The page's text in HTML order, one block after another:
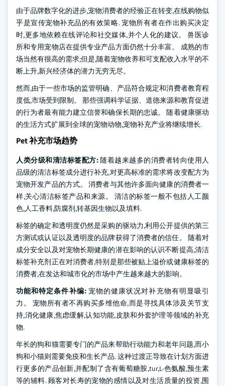
由于品牌数字化的进步,宠物消费者的经验正在转变,在线购物似
乎是宣传宠物补充品的有效策略. 宠物所有者在作出购买决定
时,更多地依赖在线评论和社交媒体,并个人化的建议。 兽医诊
所和专用宠物店在提供专业产品方面仍然十分丰富。 成熟的市
场当然有很高的需求;但是,随着宠物收养和可支配收入水平的不
断上升,新兴经济体的潜力无穷无尽。
然而,由于一些市场的监管明确、产品符合规定和消费者教育程
度低,市场受到限制。 那些强调科学证据、道德来源和教育促进
的行为者最有能力建立信誉和确保长期的忠诚。 随着健康驱动
的生活方式扩展到全球的宠物动物,宠物补充产业将继续增长.
Pet 补充市场趋势
人类分级和清洁标签配方:随着越来越多的消费者转向使用人
品级的清洁标签成分进行补充,对更高标准的需求将改变配方为
宠物开发产品的方式。 消费者与其他许多面向健康的消费者一
样,关心清洁标签产品和来源。 清洁的标签一般不包括人工颜
色,人工香料,防腐剂,转基因生物以及填料.
标签的确定和透明度仍然是采购的驱动力,利用公开提供的第三
方测试或认证以及透明度的品牌获得了消费者的信任。 随着对
成分安全以及对宠物长期健康的潜在影响的认识不断提高,清洁
标签补充剂正在对消费者,特别是那些被贴上溢价或健康标签的
消费者,在发达和城市化的市场中产生越来越大的影响。
功能和特定条件补编: 宠物的健康状况对补充物有明显吸引
力。 宠物所有者不再购买多维他命,而是寻找具体涉及关节支
持,消化健康,焦虑缓解,认知功能,皮肤和外套护理等领域的补充
物.
年长的狗和猫需要专门的产品来帮助行动能力和老年问题,而小
狗和小猫则需要免疫和生长产品. 这种过渡正导致在计划方面进
行更多的产品创新,并配制了含有葡萄糖胺,tur,L-色氨酸,预生素
等的辅料. 顾客对长寿的宠物的感情以及对生活质量的投资,围